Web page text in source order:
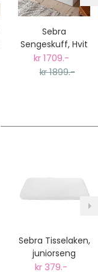
Sebra
Sengeskuff, Hvit
- passer Sebra
seng og andre
kr 1709.-
kr 1899.-
Sebra Tisselaken,
juniorseng
kr 379.-